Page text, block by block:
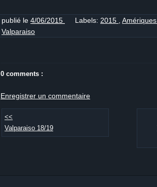
publié le 4/06/2015 Labels: 2015 Amériques
Valparaiso
0 comments :
Enregistrer un commentaire
<<
Valparaiso 18/19